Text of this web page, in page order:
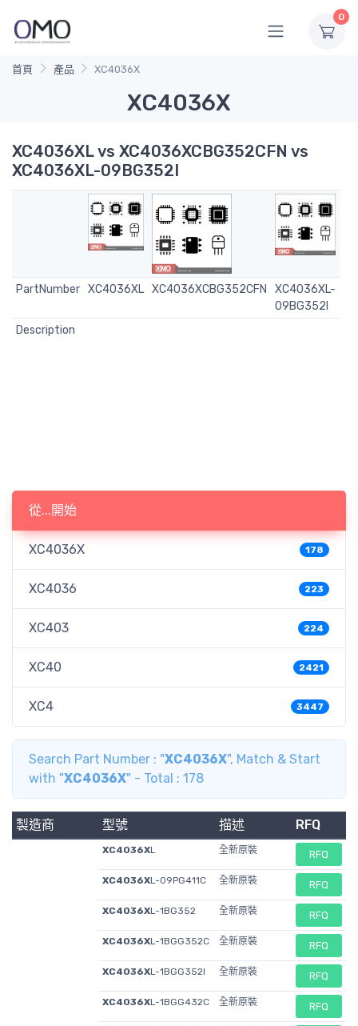
0
首頁 產品 XC4036X
XC4036X
XC4036XL vs XC4036XCBG352CFN vs
XC4036XL-09BG352I
PartNumber XC4036XL XC4036XCBG352CFN
XC4036XL-
09BG352I
Description
從...開始
XC4036X 178
XC4036 223
XC403 224
XC40 2421
XC4 3447
Search Part Number : "XC4036X", Match & Start
with "XC4036X" - Total : 178
製造商 型號 描述 RFQ
XC4036XL 全新原裝 RFQ
XC4036XL-09PG411C 全新原裝 RFQ
XC4036XL-1BG352 全新原裝 RFQ
XC4036XL-1BGG352C 全新原裝 RFQ
XC4036XL-1BGG352I 全新原裝 RFQ
XC4036XL-1BGG432C 全新原裝 RFQ